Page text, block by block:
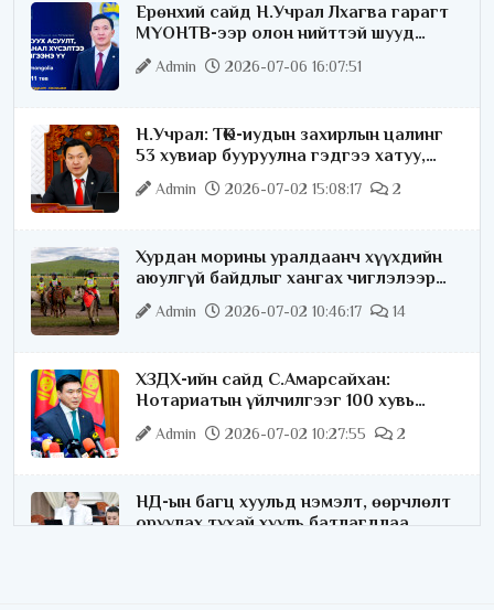
Ерөнхий сайд Н.Учрал Лхагва гарагт
МҮОНТВ-ээр олон нийттэй шууд
ярилцана
Admin 2026-07-06 16:07:51
Н.Учрал: ТӨК-иудын захирлын цалинг
53 хувиар бууруулна гэдгээ хатуу,
хариуцлагатайгаар хэлье
Admin 2026-07-02 15:08:17 2
Хурдан морины уралдаанч хүүхдийн
аюулгүй байдлыг хангах чиглэлээр
ажиллаж байна
Admin 2026-07-02 10:46:17 14
ХЗДХ-ийн сайд С.Амарсайхан:
Нотариатын үйлчилгээг 100 хувь
цахимжуулна
Admin 2026-07-02 10:27:55 2
НД-ын багц хуульд нэмэлт, өөрчлөлт
оруулах тухай хууль батлагдлаа